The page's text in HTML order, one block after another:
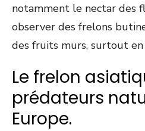
notamment le nectar des
observer des frelons
des fruits murs, surtout en
Le frelon
prédateurs
Europe.